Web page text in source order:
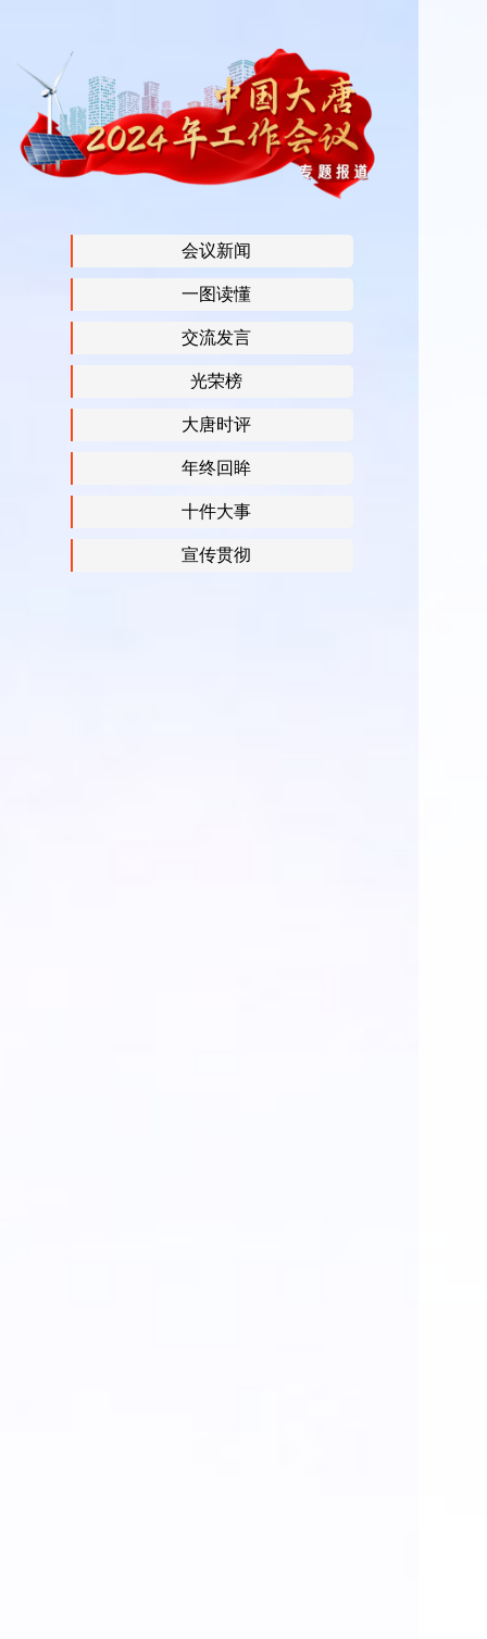
会议新闻
一图读懂
交流发言
光荣榜
大唐时评
年终回眸
十件大事
宣传贯彻